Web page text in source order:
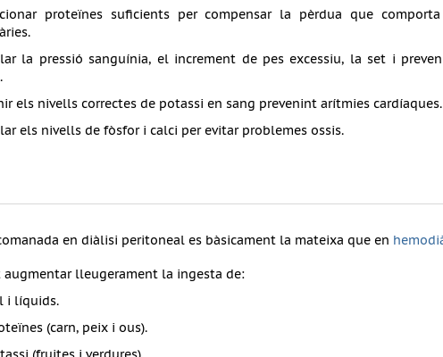
proteïnes suficients per compensar la pèrdua que
la pressió sanguínia, el increment de pes excessiu, la set i
els nivells correctes de potassi en sang prevenint arítmies cardíaques.
els nivells de fòsfor i calci per evitar problemes ossis.
en diàlisi peritoneal es bàsicament la mateixa que en
augmentar lleugerament la ingesta de:
i líquids.
(carn, peix i ous).